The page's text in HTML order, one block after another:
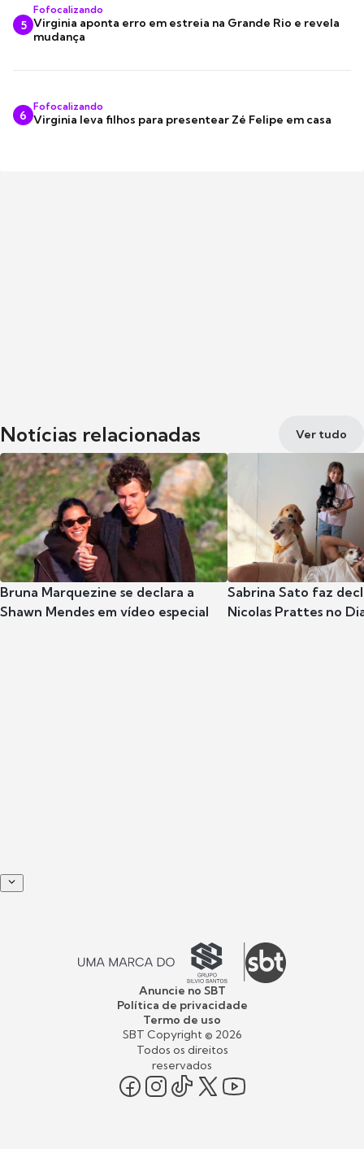
5
Fofocalizando
Virginia aponta erro em estreia na Grande Rio e revela
mudança
6
Fofocalizando
Virginia leva filhos para presentear Zé Felipe em casa
Notícias relacionadas Ver tudo
Bruna Marquezine se declara a
Shawn Mendes em vídeo especial
Sabrina Sato faz
Nicolas Prattes no
Anuncie no SBT
Política de privacidade
Termo de uso
SBT Copyright © 2026
Todos os direitos
reservados